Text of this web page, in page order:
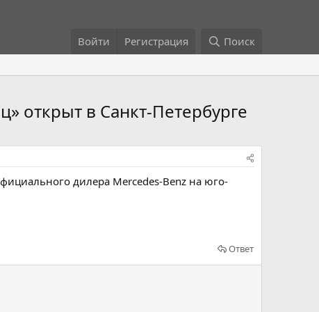
Войти Регистрация Поиск
открыт в Санкт-Петербурге
дилера Mercedes-Benz на юго-
Ответ